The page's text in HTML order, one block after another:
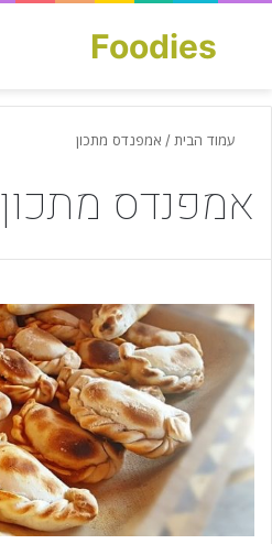
Foodies
חפש עבור
עמוד הבית / אמפנדס מתכון
אמפנדס מתכון